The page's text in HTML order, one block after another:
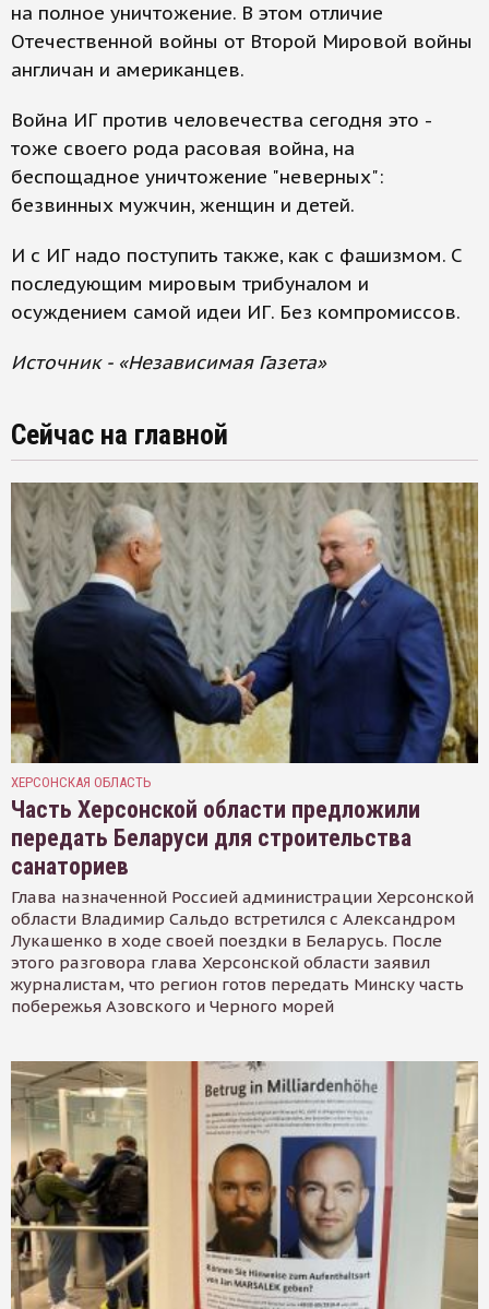
на полное уничтожение. В этом отличие
Отечественной войны от Второй Мировой войны
англичан и американцев.
Война ИГ против человечества сегодня это -
тоже своего рода расовая война, на
беспощадное уничтожение "неверных":
безвинных мужчин, женщин и детей.
И с ИГ надо поступить также, как с фашизмом. С
последующим мировым трибуналом и
осуждением самой идеи ИГ. Без компромиссов.
Источник - «Независимая Газета»
Сейчас на главной
ХЕРСОНСКАЯ ОБЛАСТЬ
Часть Херсонской области предложили
передать Беларуси для строительства
санаториев
Глава назначенной Россией администрации Херсонской
области Владимир Сальдо встретился с Александром
Лукашенко в ходе своей поездки в Беларусь. После
этого разговора глава Херсонской области заявил
журналистам, что регион готов передать Минску часть
побережья Азовского и Черного морей